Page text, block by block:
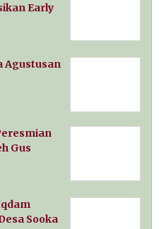
Early
Agustusan
Gus
Sooka